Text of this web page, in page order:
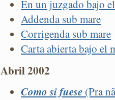
En un juzgado bajo
Addenda sub mare
Corrigenda sub mare
Carta abierta bajo el
Abril 2002
Como si fuese (Pra